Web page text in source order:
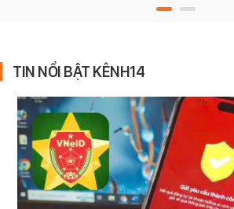
TIN NỔI BẬT KÊNH14